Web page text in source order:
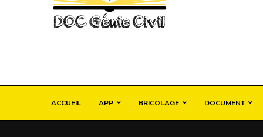
ACCUEIL APP BRICOLAGE DOCUMENT